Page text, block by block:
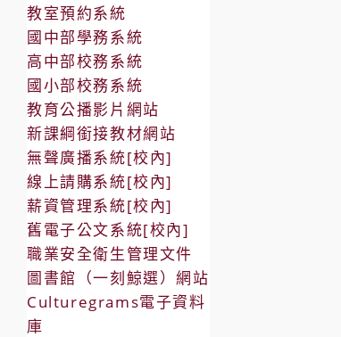
教室預約系統
國中部學務系統
高中部校務系統
國小部校務系統
教育公播影片網站
新課綱銜接教材網站
無聲廣播系統[校內]
線上請購系統[校內]
薪資管理系統[校內]
舊電子公文系統[校內]
職業安全衛生管理文件
圖書館（一刻鯨選）網站
Culturegrams電子資料
庫